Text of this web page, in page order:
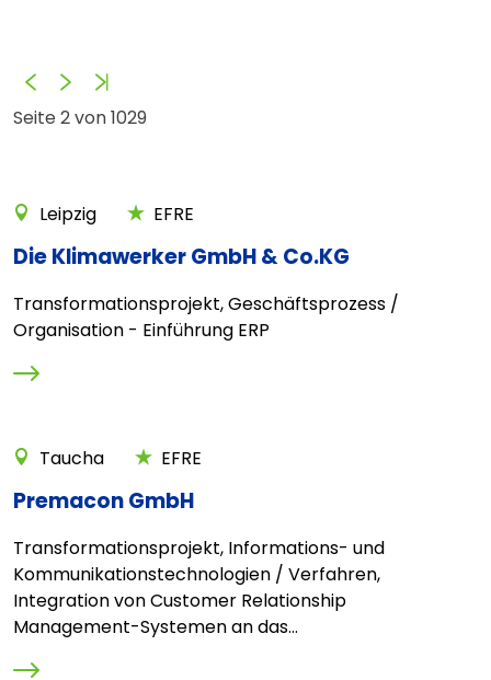
Seite 2 von 1029
ZurückVorwärts
Leipzig EFRE
Die Klimawerker GmbH & Co.KG
Transformationsprojekt, Geschäftsprozess /
Organisation - Einführung ERP
Taucha EFRE
Premacon GmbH
Transformationsprojekt, Informations- und
Kommunikationstechnologien / Verfahren,
Integration von Customer Relationship
Management-Systemen an das...